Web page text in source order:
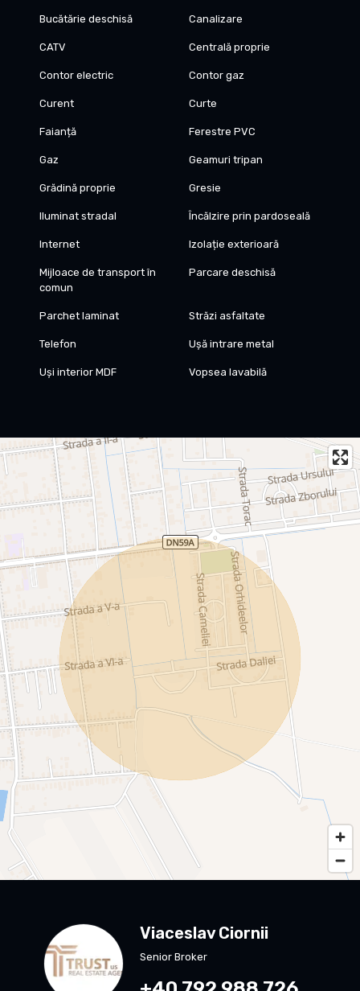
Bucătărie deschisă Canalizare
CATV Centrală proprie
Contor electric Contor gaz
Curent Curte
Faianță Ferestre PVC
Gaz Geamuri tripan
Grădină proprie Gresie
Iluminat stradal Încălzire prin pardoseală
Internet Izolație exterioară
Mijloace de transport în
comun
Parcare deschisă
Parchet laminat Străzi asfaltate
Telefon Ușă intrare metal
Uși interior MDF Vopsea lavabilă
Viaceslav Ciornii
Senior Broker